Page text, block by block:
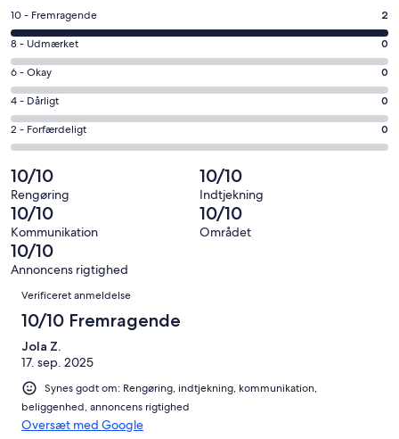
et
nyt
vindue
Bedømmelse
på
10
−
Fremragende.
2
af
i
alt
2
anmeldelser
10 - Fremragende 2
Bedømmelse
på
8
−
Udmærket.
0
af
i
alt
2
anmeldelser
8 - Udmærket 0
Bedømmelse
på
6
−
Okay.
0
af
i
alt
2
anmeldelser
6 - Okay 0
Bedømmelse
på
4
Dårligt.
0
af
i
alt
2
anmeldelser
4 - Dårligt 0
Bedømmelse
på
2
−
Forfærdeligt.
0
af
alt
anmeldelser
2 - Forfærdeligt 0
10/10
Rengøring
10/10
Indtjekning
10/10
Kommunikation
10/10
Området
10/10
Annoncens rigtighed
Anmeldelser
Verificeret anmeldelse
10/10 Fremragende
Jola Z.
17. sep. 2025
Synes godt om: Rengøring, indtjekning, kommunikation,
beliggenhed, annoncens rigtighed
Oversæt med Google